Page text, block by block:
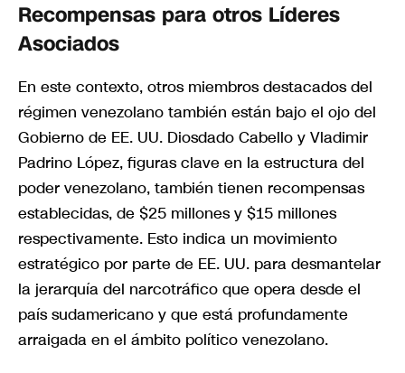
Recompensas para otros Líderes
Asociados
En este contexto, otros miembros destacados del
régimen venezolano también están bajo el ojo del
Gobierno de EE. UU. Diosdado Cabello y Vladimir
Padrino López, figuras clave en la estructura del
poder venezolano, también tienen recompensas
establecidas, de $25 millones y $15 millones
respectivamente. Esto indica un movimiento
estratégico por parte de EE. UU. para desmantelar
la jerarquía del narcotráfico que opera desde el
país sudamericano y que está profundamente
arraigada en el ámbito político venezolano.